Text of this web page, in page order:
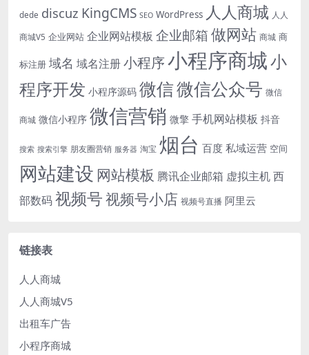
dede discuz KingCMS SEO WordPress 人人商城 人人
商城V5 企业网站 企业网站模板 企业邮箱 做网站 商城 商
标注册 域名 域名注册小程序小程序商城小
程序开发 小程序源码 微信微信公众号 微信
商城 微信小程序 微信营销 微擎 手机网站模板 抖音
搜索 搜索引擎 朋友圈营销 服务器 淘宝 烟台 百度 私域运营 空间
网站建设 网站模板 腾讯企业邮箱 虚拟主机西
部数码视频号视频号小店 视频号直播 阿里云
链接表
人人商城
人人商城V5
出租车广告
小程序商城